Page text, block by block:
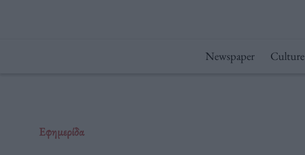
Newspaper Culture
Εφημερίδα